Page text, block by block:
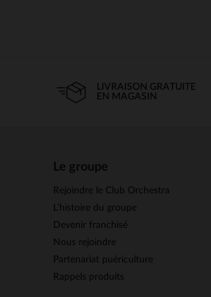
LIVRAISON GRATUITE
EN MAGASIN
Le groupe
Rejoindre le Club Orchestra
L’histoire du groupe
Devenir franchisé
Nous rejoindre
Partenariat puériculture
Rappels produits